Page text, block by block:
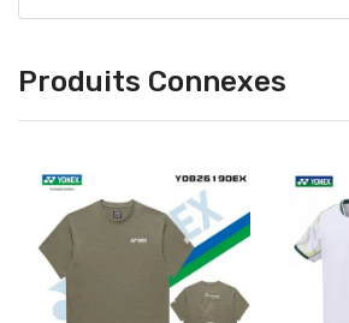
Produits Connexes